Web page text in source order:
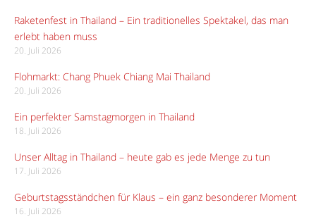
Raketenfest in Thailand – Ein traditionelles Spektakel, das man
erlebt haben muss
20. Juli 2026
Flohmarkt: Chang Phuek Chiang Mai Thailand
20. Juli 2026
Ein perfekter Samstagmorgen in Thailand
18. Juli 2026
Unser Alltag in Thailand – heute gab es jede Menge zu tun
17. Juli 2026
Geburtstagsständchen für Klaus – ein ganz besonderer Moment
16. Juli 2026